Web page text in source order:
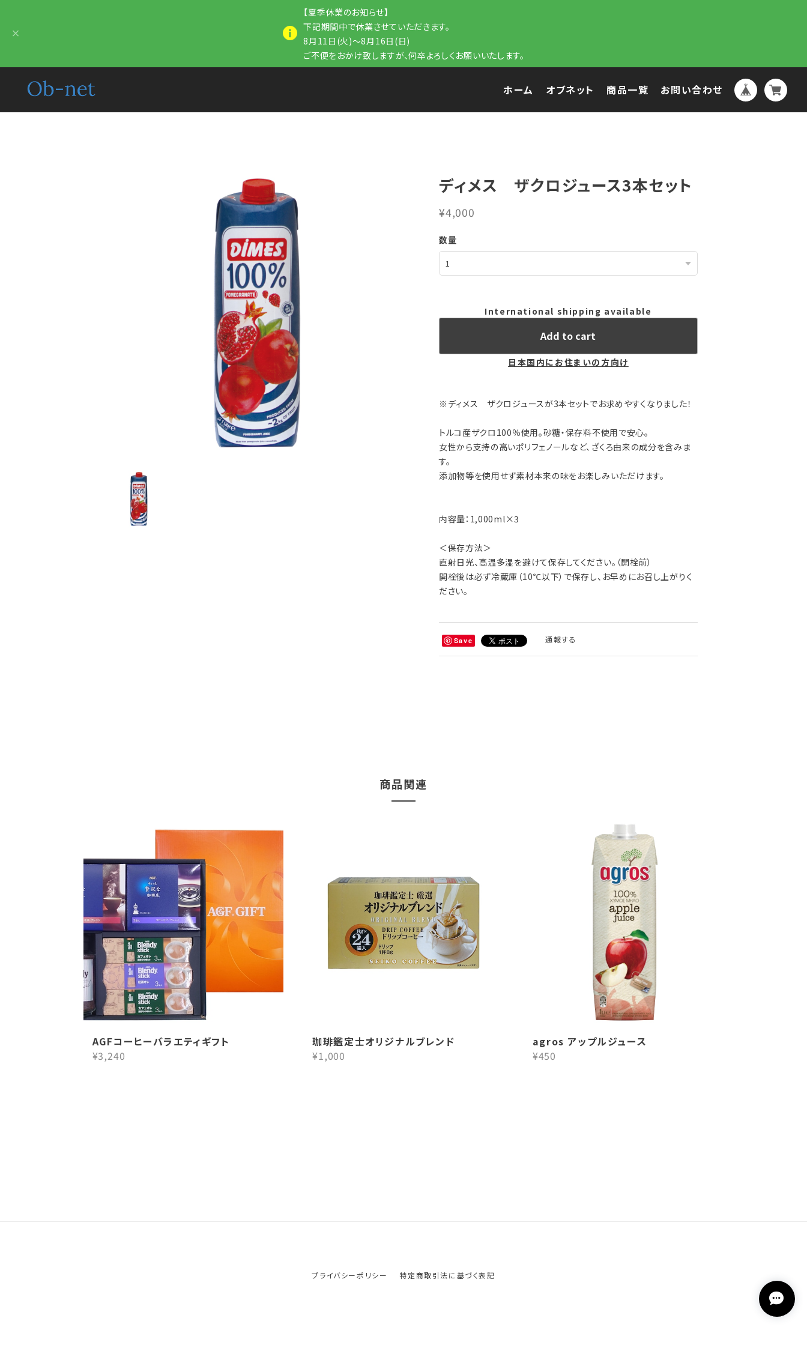
【夏季休業のお知らせ】
下記期間中で休業させていただきます。
8月11日(火)～8月16日(日)
ご不便をおかけ致しますが、何卒よろしくお願いいたします。
ホーム オブネット 商品一覧 お問い合わせ
ディメス ザクロジュース3本セット
¥4,000
数量
International shipping available
Add to cart
日本国内にお住まいの方向け
※ディメス ザクロジュースが3本セットでお求めやすくなりました！
トルコ産ザクロ100％使用。砂糖・保存料不使用で安心。
女性から支持の高いポリフェノールなど、ざくろ由来の成分を含みま
す。
添加物等を使用せず素材本来の味をお楽しみいただけます。
内容量：1,000ml×3
＜保存方法＞
直射日光、高温多湿を避けて保存してください。（開栓前）
開栓後は必ず冷蔵庫（10℃以下）で保存し、お早めにお召し上がりく
ださい。
Save 通報する
商品関連
AGFコーヒーバラエティギフト
¥3,240
珈琲鑑定士オリジナルブレンド
¥1,000
agros アップルジュース
¥450
プライバシーポリシー 特定商取引法に基づく表記